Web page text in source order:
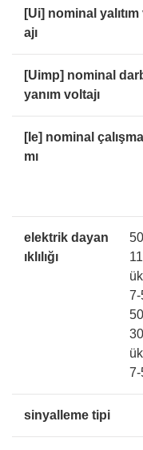
[Ui] nominal
ajı
[Uimp] nominal
yanım voltajı
[Ie] nominal
mı
elektrik dayan
ıklılığı
7-
7-
sinyalleme tipi